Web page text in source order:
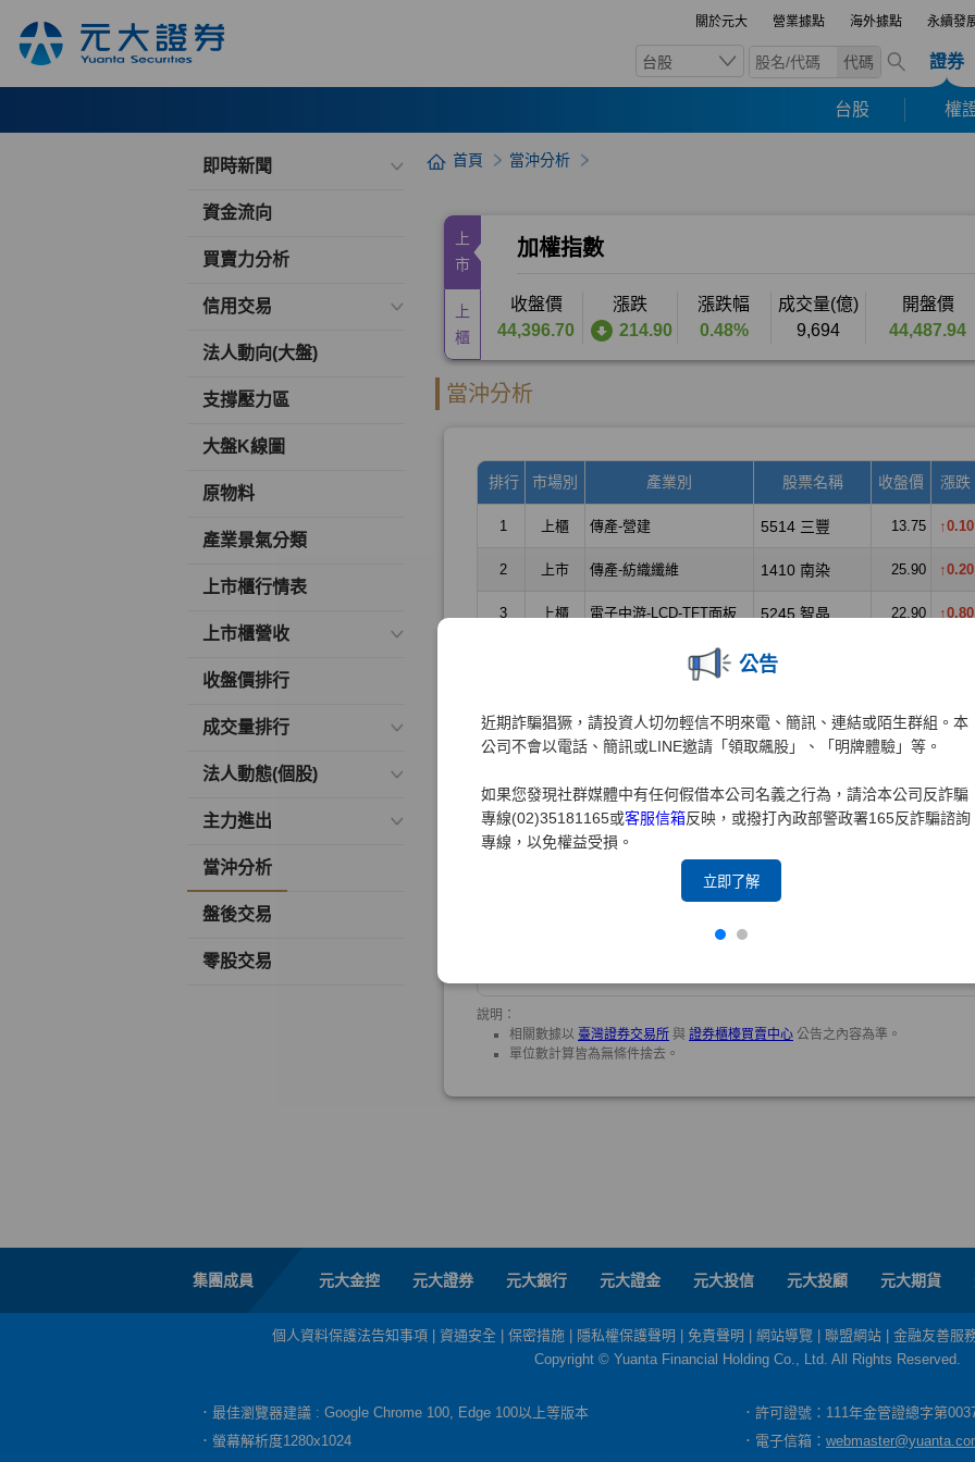
關於元大 營業據點 海外據點 永續發
台股 代碼 證券
台股 權
公告
近期詐騙猖獗，請投資人切勿輕信不明來電、簡訊、連結或陌生群組。本
公司不會以電話、簡訊或LINE邀請「領取飆股」、「明牌體驗」等。
如果您發現社群媒體中有任何假借本公司名義之行為，請洽本公司反詐騙
專線(02)35181165或客服信箱反映，或撥打內政部警政署165反詐騙諮詢
專線，以免權益受損。
立即了解
即時新聞
資金流向
買賣力分析
信用交易
法人動向(大盤)
支撐壓力區
大盤K線圖
原物料
產業景氣分類
上市櫃行情表
上市櫃營收
收盤價排行
成交量排行
法人動態(個股)
主力進出
當沖分析
盤後交易
零股交易
首頁 當沖分析
集團成員 元大金控 元大證券 元大銀行 元大證金 元大投信 元大投顧 元大期貨
個人資料保護法告知事項 資通安全 保密措施 隱私權保護聲明 免責聲明 網站導覽 聯盟網站
金融友善服
Copyright © Yuanta Financial Holding Co., Ltd. All Rights Reserved.
．最佳瀏覽器建議 : Google Chrome 100, Edge 100以上等版本
．許可證號：111年金管證總字第
．螢幕解析度1280x1024
．電子信箱：